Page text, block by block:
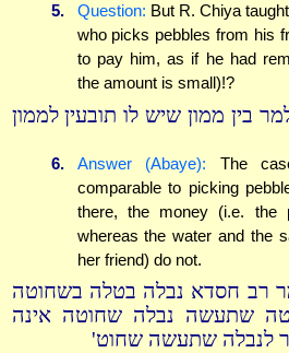
5. Question: But R. Chiya
who picks pebbles from his
to pay him, as if he had
the amount is small)!?
בין ממון שיש לו תובעין לממון
6. Answer (Abaye): The
comparable to picking
there, the money (i.e. the
whereas the water and the
her friend) do not.
רב חסדא נבלה בטלה בשחוטה
שתעשה נבלה שחוטה אינה
לנבלה שתעשה שחוט'